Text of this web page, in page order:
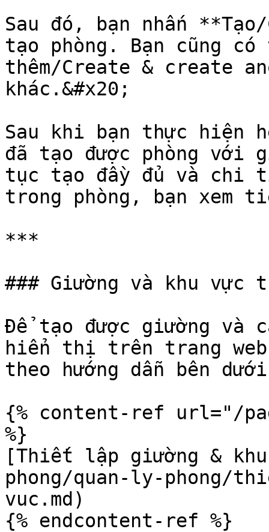
Sau đó, bạn nhấn
tạo phòng. Bạn cũng
thêm/Create & create
khác.&#x20;
Sau khi bạn thực hiện
đã tạo được phòng với
tục tạo đầy đủ và chi
trong phòng, bạn xem
***
### Giường và khu vực
Để tạo được giường và
hiển thị trên trang
theo hướng dẫn bên
{% content-ref url="/
%}
[Thiết lập giường &
phong/quan-ly-phong/
vuc.md)
{% endcontent-ref %}